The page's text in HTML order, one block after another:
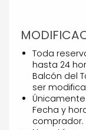
Toda
hasta 24
Balcón del
ser
Fecha y
comprador.